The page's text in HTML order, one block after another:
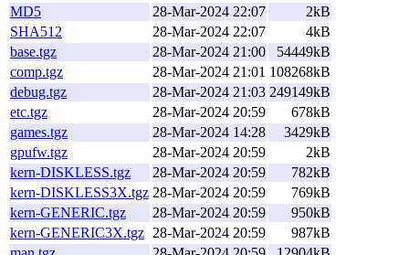
MD5
28-Mar-2024 22:07
2kB
SHA512
28-Mar-2024 22:07
4kB
base.tgz
28-Mar-2024 21:00
54449kB
comp.tgz
28-Mar-2024 21:01 108268kB
debug.tgz
28-Mar-2024 21:03 249149kB
etc.tgz
28-Mar-2024 20:59
678kB
games.tgz
28-Mar-2024 14:28
3429kB
gpufw.tgz
28-Mar-2024 20:59
2kB
kern-DISKLESS.tgz
28-Mar-2024 20:59
782kB
kern-DISKLESS3X.tgz 28-Mar-2024 20:59
769kB
kern-GENERIC.tgz
28-Mar-2024 20:59
950kB
kern-GENERIC3X.tgz 28-Mar-2024 20:59
987kB